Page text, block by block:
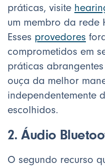
práticas, visite
um membro da rede
Esses provedores
comprometidos em
práticas
ouça da melhor
independentemente
escolhidos.
2. Áudio
O segundo recurso